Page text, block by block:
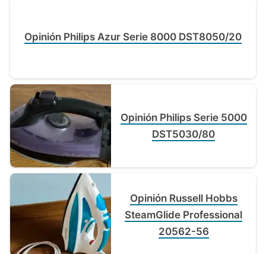
Opinión Philips Azur Serie 8000 DST8050/20
Opinión Philips Serie 5000
DST5030/80
Opinión Russell Hobbs
SteamGlide Professional
20562-56